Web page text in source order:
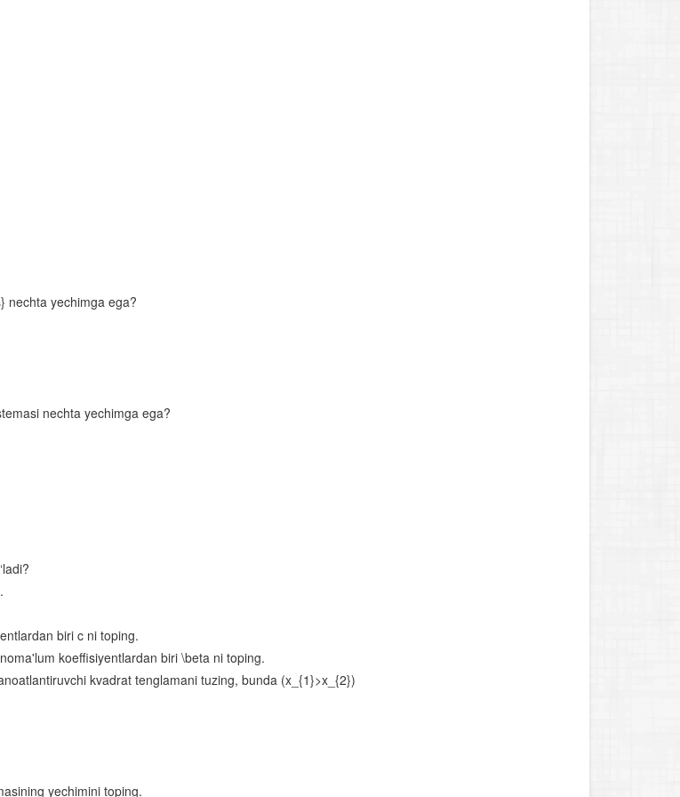
uning xossalari
hosilasi
kamayish oraliqlari
nechta yechimga ega?
nechta yechimga ega?
biri c ni toping.
koeffisiyentlardan biri \beta ni toping.
kvadrat tenglamani tuzing, bunda (x_{1}>x_{2})
yechimini toping.